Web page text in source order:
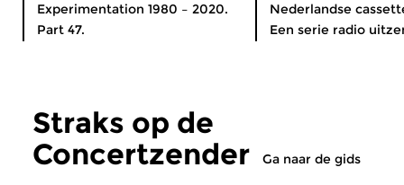
Experimentation 1980 – 2020.
Part 47.
Nederlandse
Een serie radio
Straks op de
Concertzender
Ga naar de gids